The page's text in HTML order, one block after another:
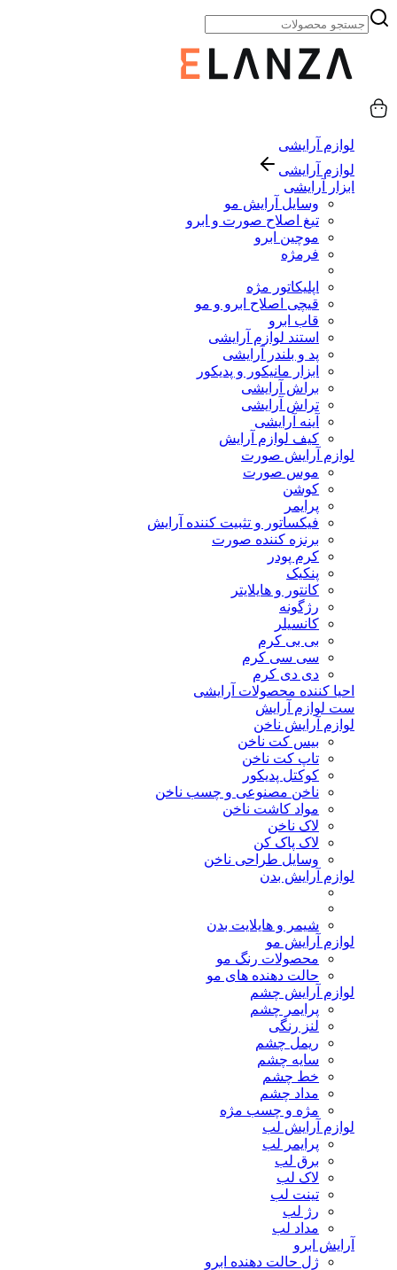
لوازم آرایشی
لوازم آرایشی
ابزار آرایشی
وسایل آرایش مو
تیغ اصلاح صورت و ابرو
موچین ابرو
فرمژه
اپلیکاتور مژه
قیچی اصلاح ابرو و مو
قاب ابرو
استند لوازم آرایشی
پد و بلندر آرایشی
ابزار مانیکور و پدیکور
براش آرایشی
تراش آرایشی
آینه آرایشی
کیف لوازم آرایش
لوازم آرایش صورت
موس صورت
کوشن
پرایمر
فیکساتور و تثبیت کننده آرایش
برنزه کننده صورت
کرم پودر
پنکیک
کانتور و هایلایتر
رژگونه
کانسیلر
بی بی کرم
سی سی کرم
دی دی کرم
احیا کننده محصولات آرایشی
ست لوازم آرایش
لوازم آرایش ناخن
بیس کت ناخن
تاپ کت ناخن
کوکتل پدیکور
ناخن مصنوعی و چسب ناخن
مواد کاشت ناخن
لاک ناخن
لاک پاک کن
وسایل طراحی ناخن
لوازم آرایش بدن
شیمر و هایلایت بدن
لوازم آرایش مو
محصولات رنگ مو
حالت دهنده های مو
لوازم آرایش چشم
پرایمر چشم
لنز رنگی
ریمل چشم
سایه چشم
خط چشم
مداد چشم
مژه و چسب مژه
لوازم آرایش لب
پرایمر لب
برق لب
لاک لب
تینت لب
رژ لب
مداد لب
آرایش ابرو
ژل حالت دهنده ابرو